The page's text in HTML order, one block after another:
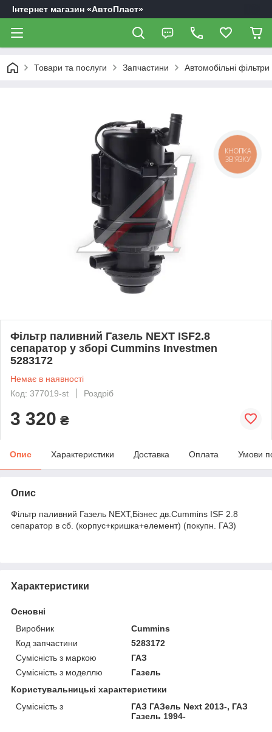
Інтернет магазин «АвтоПласт»
Товари та послуги Запчастини Автомобільні фільтри
Фільтр паливний Газель NEXT ISF2.8
сепаратор у зборі Cummins Investmen
5283172
Немає в наявності
Код: 377019-st
Роздріб
3 320 ₴
Опис Характеристики Доставка Оплата Умови
Опис
Фільтр паливний Газель NEXT,Бізнес дв.Cummins ISF 2.8
сепаратор в сб. (корпус+кришка+елемент) (покупн. ГАЗ)
Характеристики
Основні
Виробник
Cummins
Код запчастини
5283172
Сумісність з маркою
ГАЗ
Сумісність з моделлю
Газель
Користувальницькі характеристики
Сумісність з
ГАЗ ГАЗель Next 2013-, ГАЗ
Газель 1994-
КНОПКА
ЗВ'ЯЗКУ